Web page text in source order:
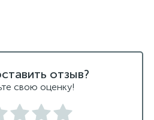
отзыв?
свою оценку!